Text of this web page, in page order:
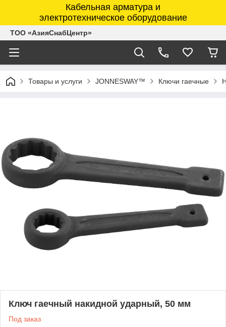
Кабельная арматура и
электротехническое оборудование
ТОО «АзияСнабЦентр»
Товары и услуги JONNESWAY™ Ключи гаечные
Ключ гаечный накидной ударный, 50 мм
Под заказ